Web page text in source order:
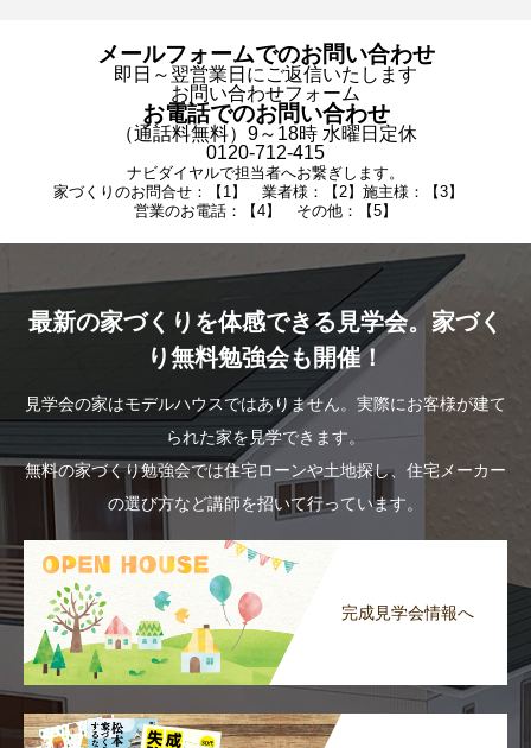
メールフォームでのお問い合わせ
即日～翌営業日にご返信いたします
お問い合わせフォーム
お電話でのお問い合わせ
（通話料無料）9～18時 水曜日定休
0120-712-415
ナビダイヤルで担当者へお繋ぎします。
家づくりのお問合せ：【1】 業者様：【2】施主様：【3】
営業のお電話：【4】 その他：【5】
最新の家づくりを体感できる見学会。家づく
り無料勉強会も開催！
見学会の家はモデルハウスではありません。実際にお客様が建て
られた家を見学できます。
無料の家づくり勉強会では住宅ローンや土地探し、住宅メーカー
の選び方など講師を招いて行っています。
完成見学会情報へ